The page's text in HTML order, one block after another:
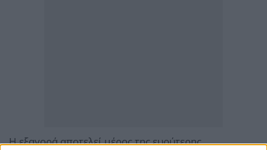
Η εξαγορά αποτελεί μέρος της ευρύτερης